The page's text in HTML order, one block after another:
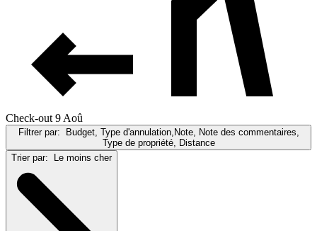
Check-out 9 Aoû
Filtrer par:
Budget, Type d'annulation,Note, Note des commentaires,
Type de propriété, Distance
Trier par:
Le moins cher